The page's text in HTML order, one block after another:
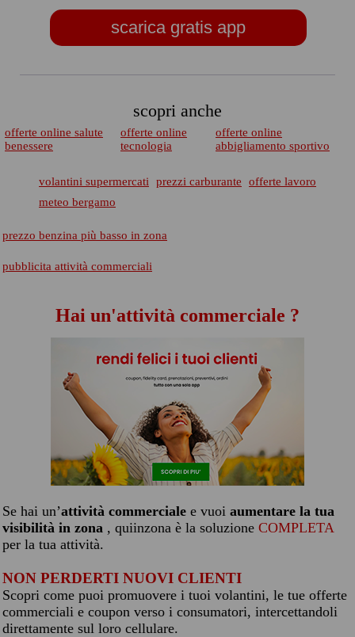
scarica gratis app
scopri anche
offerte online salute
benessere
offerte online
tecnologia
offerte online
abbigliamento sportivo
volantini supermercati prezzi carburante
offerte lavoro
meteo bergamo
prezzo benzina più basso in zona
pubblicita attività commerciali
Hai un'attività commerciale ?
Se hai un’attività commerciale e vuoi aumentare la tua
visibilità in zona , quiinzona è la soluzione COMPLETA
per la tua attività.
NON PERDERTI NUOVI CLIENTI
Scopri come puoi promuovere i tuoi volantini, le tue offerte
commerciali e coupon verso i consumatori, intercettandoli
direttamente sul loro cellulare.